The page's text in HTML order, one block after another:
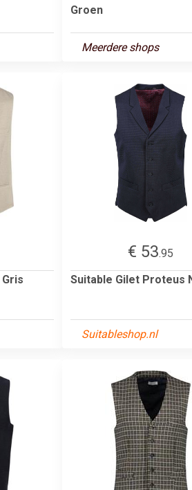
Groen
Meerdere shops
€ 53.95
Suitable Gilet Proteus
Suitableshop.nl